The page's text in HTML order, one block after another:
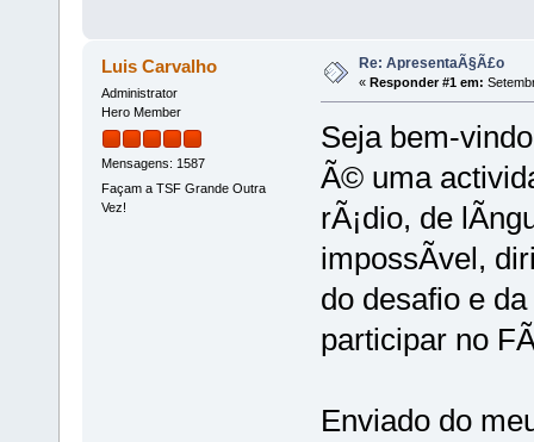
Luis Carvalho
Administrator
Hero Member
Mensagens: 1587
Façam a TSF Grande Outra
Vez!
Re: ApresentaÃ§Ã£o
« Responder #1 em:
Seja bem-
Ã© uma
rÃ¡dio, de
impossÃ­vel,
do desafio e
participar no
Enviado do